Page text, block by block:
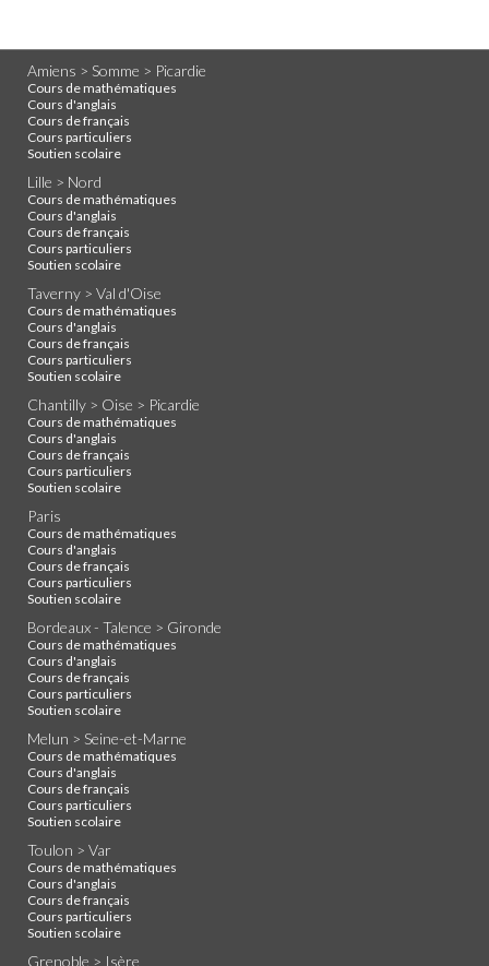
Amiens > Somme > Picardie
Cours de mathématiques
Cours d'anglais
Cours de français
Cours particuliers
Soutien scolaire
Lille > Nord
Cours de mathématiques
Cours d'anglais
Cours de français
Cours particuliers
Soutien scolaire
Taverny > Val d'Oise
Cours de mathématiques
Cours d'anglais
Cours de français
Cours particuliers
Soutien scolaire
Chantilly > Oise > Picardie
Cours de mathématiques
Cours d'anglais
Cours de français
Cours particuliers
Soutien scolaire
Paris
Cours de mathématiques
Cours d'anglais
Cours de français
Cours particuliers
Soutien scolaire
Bordeaux - Talence > Gironde
Cours de mathématiques
Cours d'anglais
Cours de français
Cours particuliers
Soutien scolaire
Melun > Seine-et-Marne
Cours de mathématiques
Cours d'anglais
Cours de français
Cours particuliers
Soutien scolaire
Toulon > Var
Cours de mathématiques
Cours d'anglais
Cours de français
Cours particuliers
Soutien scolaire
Grenoble > Isère